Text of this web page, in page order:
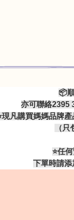
📦
亦可聯絡2395
現凡購買媽媽品牌
（
⭐️任
下單時請